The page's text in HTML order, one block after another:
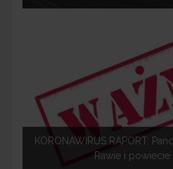
KORONAWIRUS RAPORT:
Rawie i powiecie